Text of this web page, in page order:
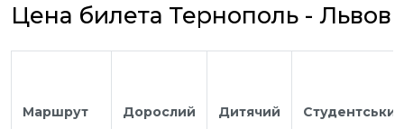
Цена билета Тернополь - Львов
Маршрут Дорослий Дитячий Студентський